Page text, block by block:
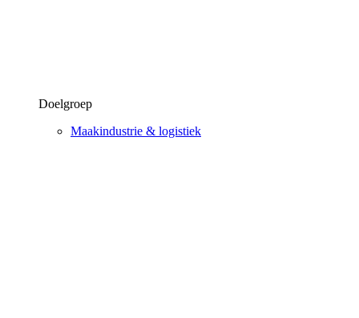
Doelgroep
Maakindustrie & logistiek